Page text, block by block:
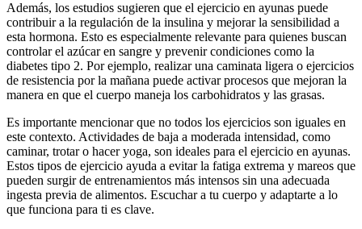
Además, los estudios sugieren que el ejercicio en ayunas puede
contribuir a la regulación de la insulina y mejorar la sensibilidad a
esta hormona. Esto es especialmente relevante para quienes buscan
controlar el azúcar en sangre y prevenir condiciones como la
diabetes tipo 2. Por ejemplo, realizar una caminata ligera o ejercicios
de resistencia por la mañana puede activar procesos que mejoran la
manera en que el cuerpo maneja los carbohidratos y las grasas.
Es importante mencionar que no todos los ejercicios son iguales en
este contexto. Actividades de baja a moderada intensidad, como
caminar, trotar o hacer yoga, son ideales para el ejercicio en ayunas.
Estos tipos de ejercicio ayuda a evitar la fatiga extrema y mareos que
pueden surgir de entrenamientos más intensos sin una adecuada
ingesta previa de alimentos. Escuchar a tu cuerpo y adaptarte a lo
que funciona para ti es clave.